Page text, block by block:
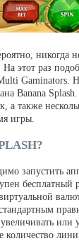
никогда
На этот раз
Gaminators.
Banana
а также
игры.
запустить